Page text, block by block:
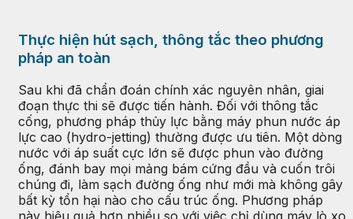
Thực hiện hút sạch, thông tắc theo phương
pháp an toàn
Sau khi đã chẩn đoán chính xác nguyên nhân, giai
đoạn thực thi sẽ được tiến hành. Đối với thông tắc
cống, phương pháp thủy lực bằng máy phun nước áp
lực cao (hydro-jetting) thường được ưu tiên. Một dòng
nước với áp suất cực lớn sẽ được phun vào đường
ống, đánh bay mọi mảng bám cứng đầu và cuốn trôi
chúng đi, làm sạch đường ống như mới mà không gây
bất kỳ tổn hại nào cho cấu trúc ống. Phương pháp
này hiệu quả hơn nhiều so với việc chỉ dùng máy lò xo